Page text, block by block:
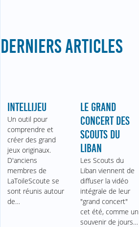
DERNIERS ARTICLES
INTELLIJEU
Un outil pour
comprendre et
créer des grand
jeux originaux.
D'anciens
membres de
LaToileScoute se
sont réunis autour
de…
LE GRAND
CONCERT DES
SCOUTS DU
LIBAN
Les Scouts du
Liban viennent de
diffuser la vidéo
intégrale de leur
"grand concert"
cet été, comme un
souvenir de jours…